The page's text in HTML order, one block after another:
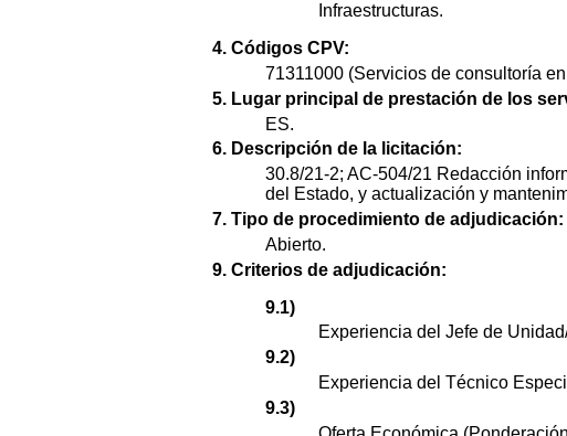
Infraestructuras.
4. Códigos CPV:
71311000 (Servicios de consultoría
5. Lugar principal de prestación de los
ES.
6. Descripción de la licitación:
30.8/21-2; AC-504/21 Redacción
del Estado, y actualización y
7. Tipo de procedimiento de adjudicación:
Abierto.
9. Criterios de adjudicación:
9.1)
Experiencia del Jefe de
9.2)
Experiencia del Técnico
9.3)